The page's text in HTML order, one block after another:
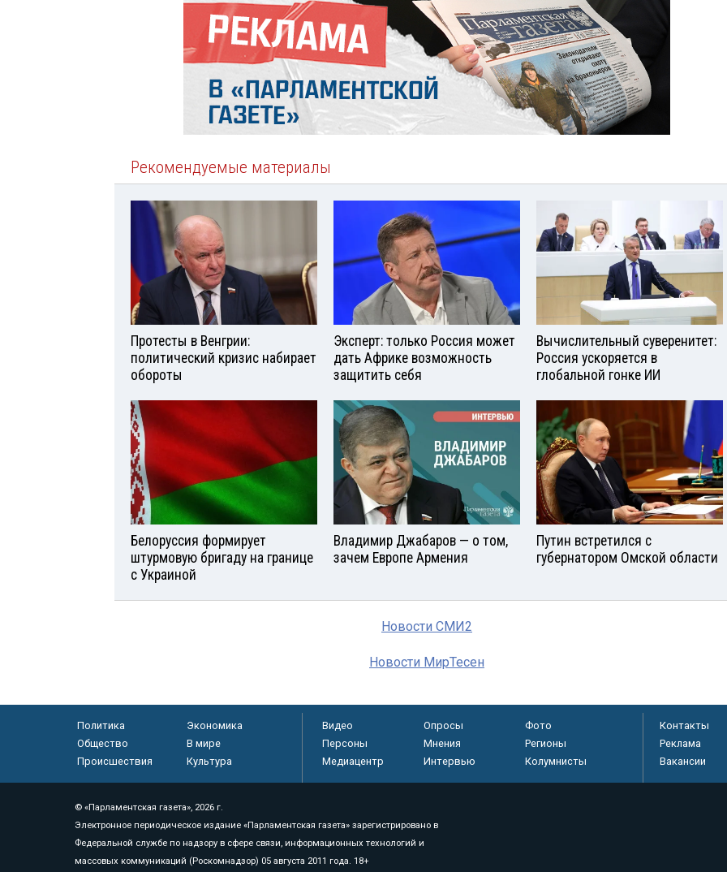
Рекомендуемые материалы
Протесты в Венгрии:
политический кризис набирает
обороты
Эксперт: только Россия может
дать Африке возможность
защитить себя
Вычислительный суверенитет:
Россия ускоряется в
глобальной гонке ИИ
Белоруссия формирует
штурмовую бригаду на границе
с Украиной
Владимир Джабаров — о том,
зачем Европе Армения
Путин встретился с
губернатором Омской области
Новости СМИ2
Новости МирТесен
Политика
Экономика
Общество
В мире
Происшествия
Культура
Видео Опросы
Фото
Персоны
Мнения
Регионы
Медиацентр
Интервью Колумнисты
Контакты
Реклама
Вакансии
© «Парламентская газета», 2026 г.
Электронное периодическое издание «Парламентская газета» зарегистрировано в
Федеральной службе по надзору в сфере связи, информационных технологий и
массовых коммуникаций (Роскомнадзор) 05 августа 2011 года. 18+